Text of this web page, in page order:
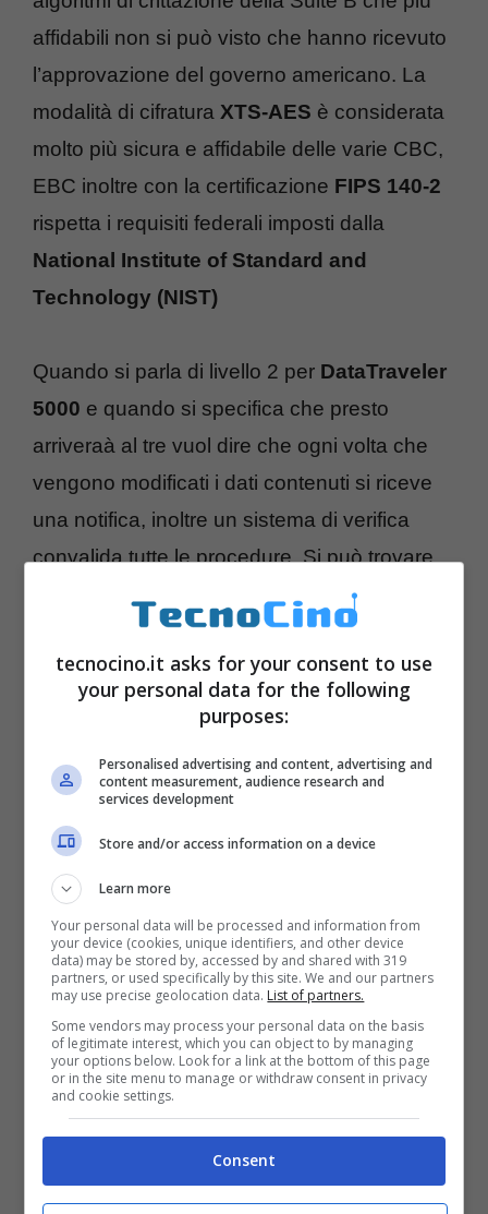
affidabili non si può visto che hanno ricevuto
l’approvazione del governo americano. La
modalità di cifratura XTS-AES è considerata
molto più sicura e affidabile delle varie CBC,
EBC inoltre con la certificazione FIPS 140-2
rispetta i requisiti federali imposti dalla
National Institute of Standard and
Technology (NIST)
Quando si parla di livello 2 per DataTraveler
5000 e quando si specifica che presto
arriveraà al tre vuol dire che ogni volta che
vengono modificati i dati contenuti si riceve
una notifica, inoltre un sistema di verifica
convalida tutte le procedure. Si può trovare
tagli di memoria da 2,4, 8 e 16GB
include un tool per ricerca di eventuale
malware.
tecnocino.it asks for your consent to use
your personal data for the following
purposes:
Personalised advertising and content, advertising and
content measurement, audience research and
services development
Store and/or access information on a device
Learn more
Your personal data will be processed and information from
your device (cookies, unique identifiers, and other device
data) may be stored by, accessed by and shared with 319
partners, or used specifically by this site. We and our partners
may use precise geolocation data. List of partners.
Some vendors may process your personal data on the basis
of legitimate interest, which you can object to by managing
your options below. Look for a link at the bottom of this page
or in the site menu to manage or withdraw consent in privacy
and cookie settings.
Consent